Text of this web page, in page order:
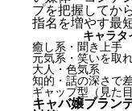
プを把握してか
指名を増やす最
キャラタ
癒し系・聞き上手
元気系・笑いを取
大人・色気系
知的・話の深さで
ギャップ型（見た
キャバ嬢ブラン